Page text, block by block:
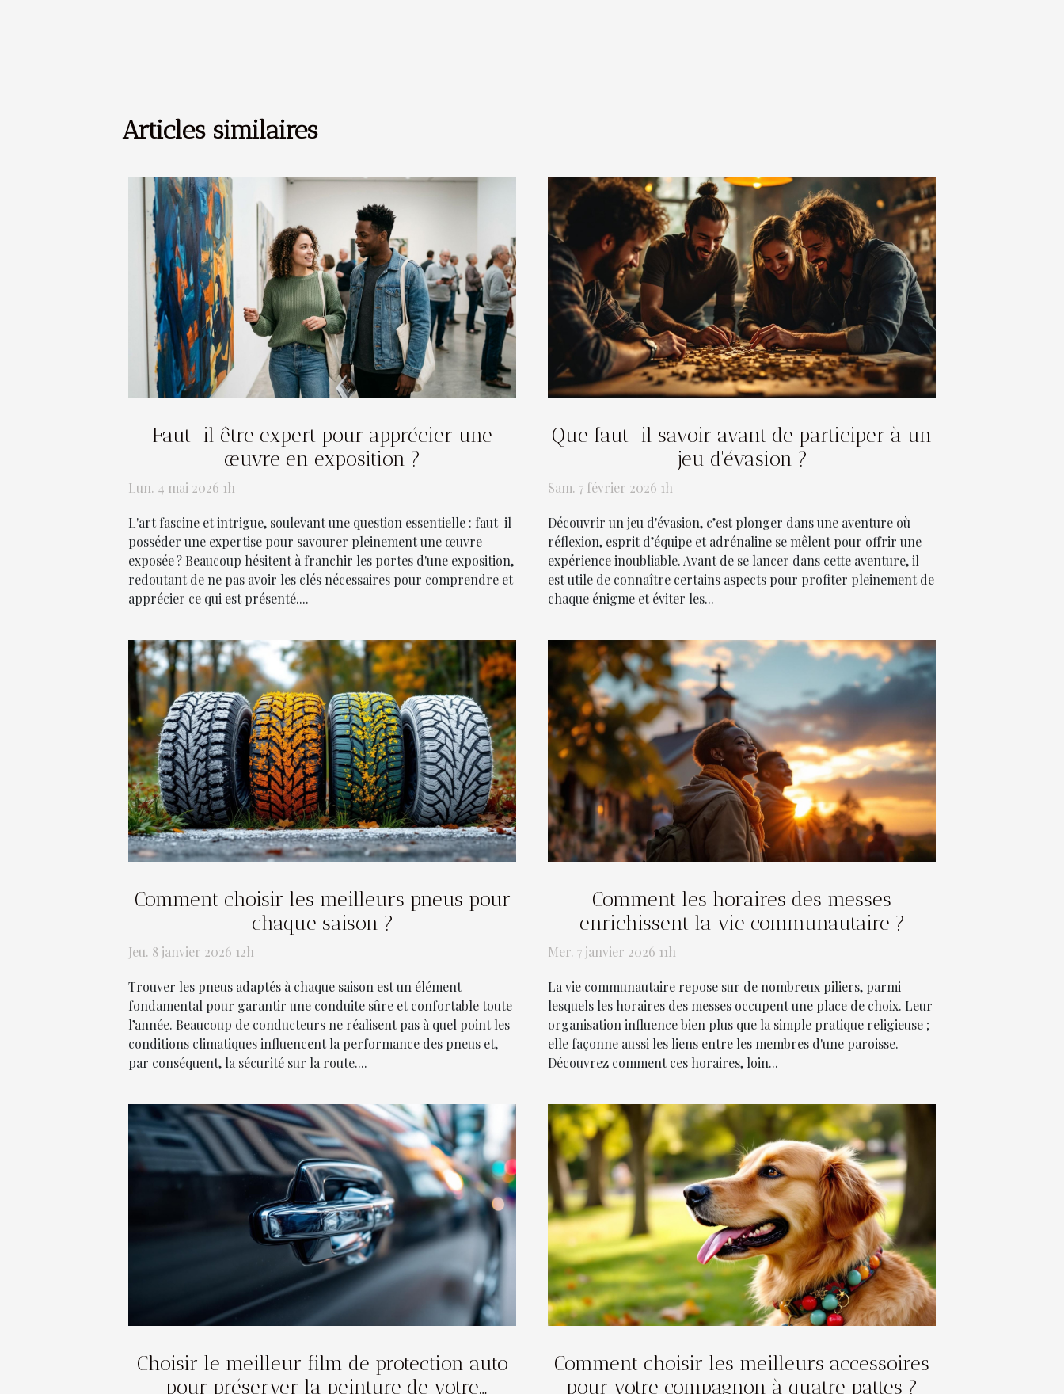
Articles similaires
Faut-il être expert pour apprécier une
œuvre en exposition ?
Lun. 4 mai 2026 1h
L'art fascine et intrigue, soulevant une question essentielle : faut-il
posséder une expertise pour savourer pleinement une œuvre
exposée ? Beaucoup hésitent à franchir les portes d'une exposition,
redoutant de ne pas avoir les clés nécessaires pour comprendre et
apprécier ce qui est présenté....
Que faut-il savoir avant de participer à un
jeu d'évasion ?
Sam. 7 février 2026 1h
Découvrir un jeu d'évasion, c’est plonger dans une aventure où
réflexion, esprit d’équipe et adrénaline se mêlent pour offrir une
expérience inoubliable. Avant de se lancer dans cette aventure, il
est utile de connaître certains aspects pour profiter pleinement de
chaque énigme et éviter les...
Comment choisir les meilleurs pneus pour
chaque saison ?
Jeu. 8 janvier 2026 12h
Trouver les pneus adaptés à chaque saison est un élément
fondamental pour garantir une conduite sûre et confortable toute
l’année. Beaucoup de conducteurs ne réalisent pas à quel point les
conditions climatiques influencent la performance des pneus et,
par conséquent, la sécurité sur la route....
Comment les horaires des messes
enrichissent la vie communautaire ?
Mer. 7 janvier 2026 11h
La vie communautaire repose sur de nombreux piliers, parmi
lesquels les horaires des messes occupent une place de choix. Leur
organisation influence bien plus que la simple pratique religieuse ;
elle façonne aussi les liens entre les membres d'une paroisse.
Découvrez comment ces horaires, loin...
Choisir le meilleur film de protection auto
pour préserver la peinture de votre
Comment choisir les meilleurs accessoires
pour votre compagnon à quatre pattes ?